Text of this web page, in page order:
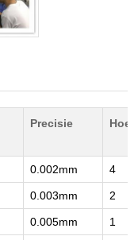
Precisie
0.002mm 4
0.003mm 2
0.005mm 1